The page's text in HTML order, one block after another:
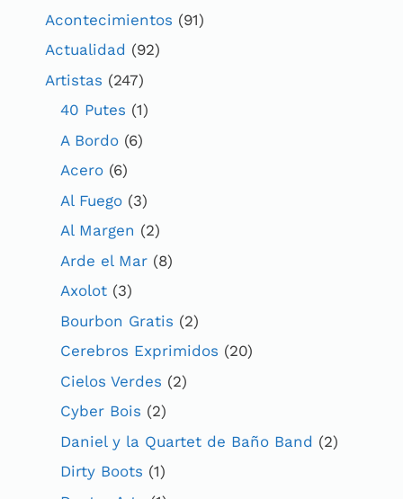
Acontecimientos (91)
Actualidad (92)
Artistas (247)
40 Putes (1)
A Bordo (6)
Acero (6)
Al Fuego (3)
Al Margen (2)
Arde el Mar (8)
Axolot (3)
Bourbon Gratis (2)
Cerebros Exprimidos (20)
Cielos Verdes (2)
Cyber Bois (2)
Daniel y la Quartet de Baño Band (2)
Dirty Boots (1)